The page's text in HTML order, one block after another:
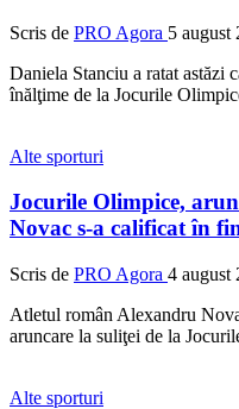
Scris de PRO Agora 5 august
Daniela Stanciu a ratat astăzi
înălţime de la Jocurile
Alte sporturi
Jocurile Olimpice,
Novac s-a calificat în
Scris de PRO Agora 4 august
Atletul român Alexandru
aruncare la suliţei de la
Alte sporturi